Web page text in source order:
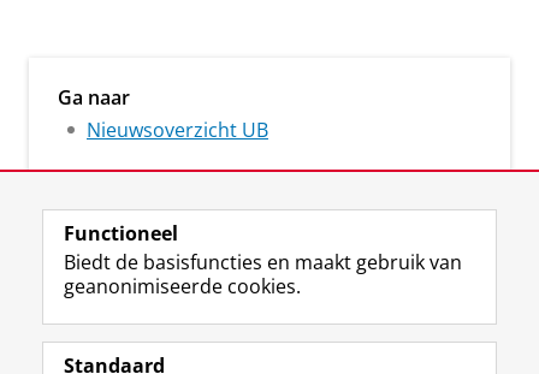
Ga naar
Nieuwsoverzicht UB
Volg ons op
M
a
I
n
Functioneel
Biedt de basisfuncties en maakt gebruik van
geanonimiseerde cookies.
Standaard